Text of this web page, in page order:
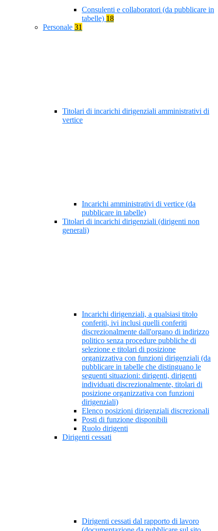
Consulenti e collaboratori (da pubblicare in
tabelle) 18
Personale 31
Titolari di incarichi dirigenziali amministrativi di
vertice
Incarichi amministrativi di vertice (da
pubblicare in tabelle)
Titolari di incarichi dirigenziali (dirigenti non
generali)
Incarichi dirigenziali, a qualsiasi titolo
conferiti, ivi inclusi quelli conferiti
discrezionalmente dall'organo di indirizzo
politico senza procedure pubbliche di
selezione e titolari di posizione
organizzativa con funzioni dirigenziali (da
pubblicare in tabelle che distinguano le
seguenti situazioni: dirigenti, dirigenti
individuati discrezionalmente, titolari di
posizione organizzativa con funzioni
dirigenziali)
Elenco posizioni dirigenziali discrezionali
Posti di funzione disponibili
Ruolo dirigenti
Dirigenti cessati
Dirigenti cessati dal rapporto di lavoro